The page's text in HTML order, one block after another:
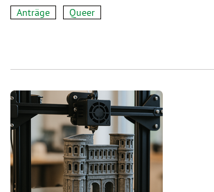
Anträge Queer